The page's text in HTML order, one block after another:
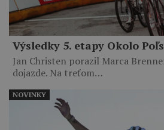
Výsledky 5. etapy Okolo
Jan Christen porazil Marca
dojazde. Na treťom…
NOVINKY